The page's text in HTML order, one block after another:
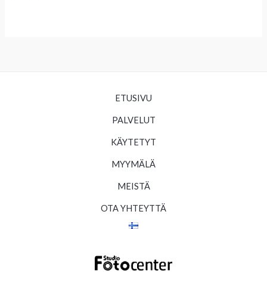
ETUSIVU
PALVELUT
KÄYTETYT
MYYMÄLÄ
MEISTÄ
OTA YHTEYTTÄ